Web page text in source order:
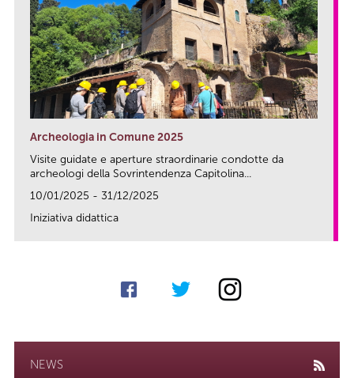
Archeologia in Comune 2025
Visite guidate e aperture straordinarie condotte da
archeologi della Sovrintendenza Capitolina...
10/01/2025 - 31/12/2025
Iniziativa didattica
NEWS